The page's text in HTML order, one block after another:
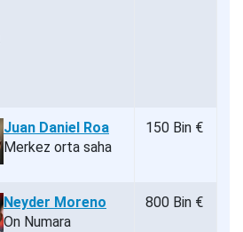
Juan Daniel Roa
Merkez orta saha
150 Bin €
Neyder Moreno
On Numara
800 Bin €